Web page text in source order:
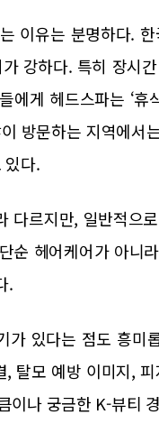
이유는 분명하다.
강하다. 특히 장시
에게 헤드스파는 ‘휴
방문하는 지역에
있다.
다르지만, 일반적으
순 헤어케어가 아니
.
가 있다는 점도 흥미
탈모 예방 이미지,
이나 궁금한 K-뷰티